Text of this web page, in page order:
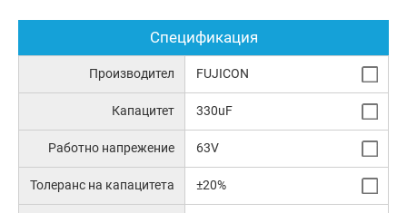
Спецификация
Производител FUJICON
Капацитет 330uF
Работно напрежение 63V
Толеранс на капацитета ±20%